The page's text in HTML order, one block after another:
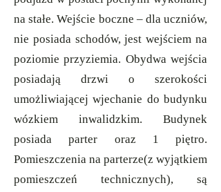
na stałe. Wejście boczne – dla uczniów,
nie posiada schodów, jest wejściem na
poziomie przyziemia. Obydwa wejścia
posiadają drzwi o szerokości
umożliwiającej wjechanie do budynku
wózkiem inwalidzkim. Budynek
posiada parter oraz 1 piętro.
Pomieszczenia na parterze(z wyjątkiem
pomieszczeń technicznych), są